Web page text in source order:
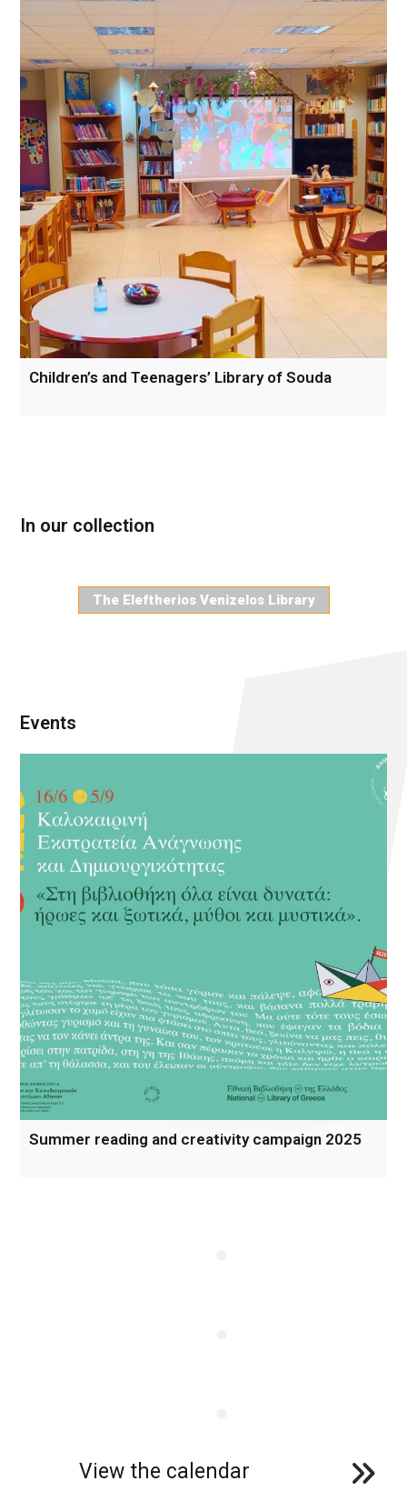
Children’s and Teenagers’ Library of Souda
In our collection
The Eleftherios Venizelos Library
Events
Summer reading and creativity campaign 2025
View the calendar